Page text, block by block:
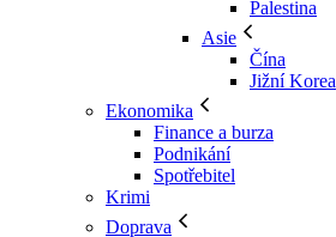
Palestina
Asie
Čína
Jižní Korea
Ekonomika
Finance a burza
Podnikání
Spotřebitel
Krimi
Doprava